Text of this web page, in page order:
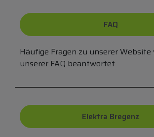
FAQ
Häufige Fragen zu unserer Website
unserer FAQ beantwortet
Elektra Bregenz